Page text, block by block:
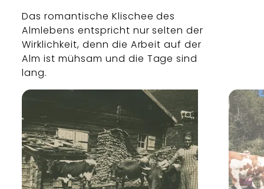
Das romantische Klischee des
Almlebens entspricht nur selten der
Wirklichkeit, denn die Arbeit auf der
Alm ist mühsam und die Tage sind
lang.